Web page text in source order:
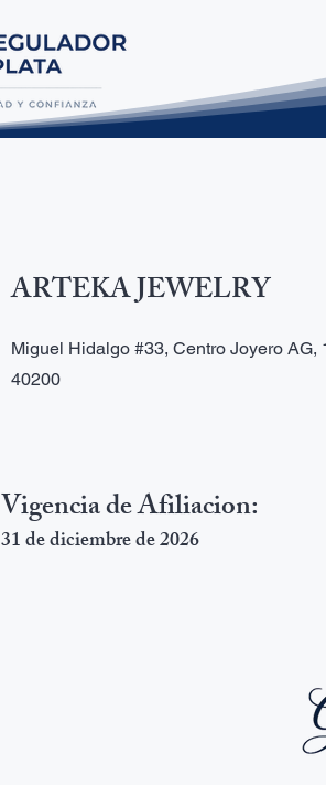
ARTEKA JEWELRY
Miguel Hidalgo #33, Centro Joyero AG,
40200
31 de diciembre de 2026
Vigencia de Afiliacion: